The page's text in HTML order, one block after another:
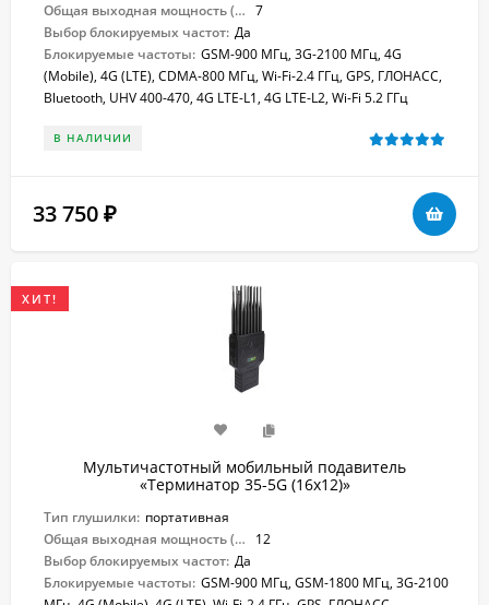
Общая выходная мощность (Вт): 7
Выбор блокируемых частот: Да
Блокируемые частоты: GSM-900 МГц, 3G-2100 МГц, 4G
(Mobile), 4G (LTE), CDMA-800 МГц, Wi-Fi-2.4 ГГц, GPS, ГЛОНАСС,
Bluetooth, UHV 400-470, 4G LTE-L1, 4G LTE-L2, Wi-Fi 5.2 ГГц
В НАЛИЧИИ
33 750 ₽
ХИТ!
Мультичастотный мобильный подавитель
«Терминатор 35-5G (16х12)»
Тип глушилки: портативная
Общая выходная мощность (Вт):
12
Выбор блокируемых частот: Да
Блокируемые частоты: GSM-900 МГц, GSM-1800 МГц, 3G-2100